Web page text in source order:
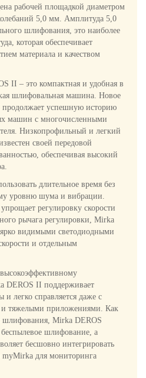
рабочей площадкой диаметром
5,0 мм. Амплитуда 5,0
шлифования, это наиболее
которая обеспечивает
материала и качеством
II – это компактная и удобная в
шлифовальная машина. Новое
успешную историю
машин с многочисленными
Низкопрофильный и легкий
своей передовой
обеспечивая высокий
длительное время без
уровню шума и вибрации.
регулировку скорости
рычага регулировки, Mirka
видимыми светодиодными
и отдельным
DEROS II поддерживает
и легко справляется даже с
и тяжелыми приложениями. Как
шлифования, Mirka DEROS
шлифование, а
бесшовно интегрировать
для мониторинга